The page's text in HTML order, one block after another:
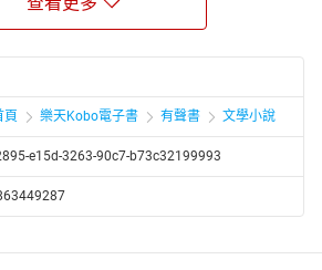
跡
孩──
女孩們也為他牽掛不已。
孩──
他完成油漆苦差事，
子的心上人及時解圍。
頁 樂天Kobo電子書 有聲書 文學小說
e15d-3263-90c7-b73c32199993